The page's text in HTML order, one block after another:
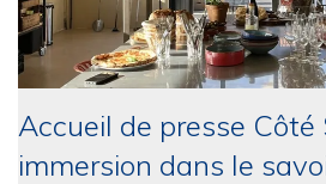
Accueil de presse Côté
immersion dans le